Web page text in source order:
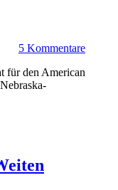
5 Kommentare
für den American